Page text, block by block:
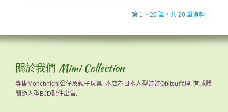
第 1 ~ 20 筆，共 20 筆資料
關於我們 Mimi Collection
專售Monchhichi公仔及親子玩具. 本店為日本人型娃娃Obitsu代理, 有球體
關節人型BJD配件出售.